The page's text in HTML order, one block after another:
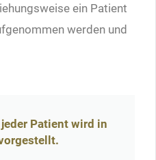
ein Patient
werden und
Patient wird in